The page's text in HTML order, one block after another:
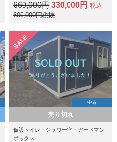
660,000円 330,000円 税込
600,000円税抜
中古
SALE
売り切れ
仮設トイレ・シャワー室・ガードマン
ボックス